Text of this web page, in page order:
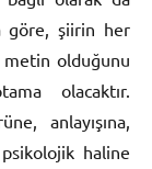
göre, şiirin her
metin olduğunu
olacaktır.
anlayışına,
haline